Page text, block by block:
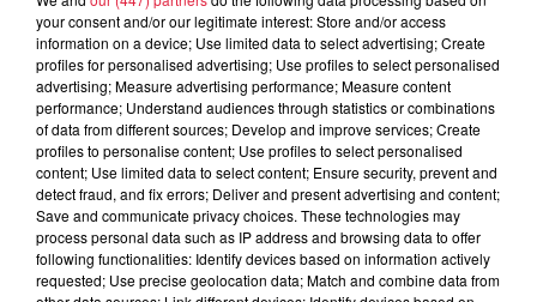
À découvrir également
your consent and/or our legitimate interest: Store and/or access
information on a device; Use limited data to select advertising; Create
profiles for personalised advertising; Use profiles to select personalised
advertising; Measure advertising performance; Measure content
performance; Understand audiences through statistics or combinations
of data from different sources; Develop and improve services; Create
profiles to personalise content; Use profiles to select personalised
content; Use limited data to select content; Ensure security, prevent and
detect fraud, and fix errors; Deliver and present advertising and content;
Save and communicate privacy choices. These technologies may
process personal data such as IP address and browsing data to offer
following functionalities: Identify devices based on information actively
requested; Use precise geolocation data; Match and combine data from